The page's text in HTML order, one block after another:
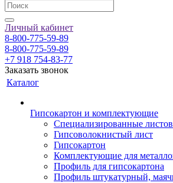
Личный кабинет
8-800-775-59-89
8-800-775-59-89
+7 918 754-83-77
Заказать звонок
Каталог
Гипсокартон и комплектующие
Специализированные
Гипсоволокнистый лист
Гипсокартон
Комплектующие для
Профиль для гипсокартона
Профиль штукатурный,